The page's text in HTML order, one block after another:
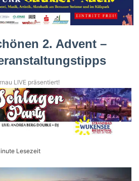
2. Advent –
LIVE präsentiert!
Lesezeit